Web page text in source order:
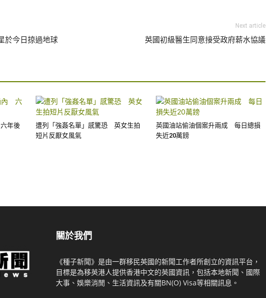
於今日掠過地球
Next article
英國初級醫生同意接受政府薪水協議
年後
遭列「強姦名單」感驚恐 英女生拍
短片反厭女風氣
英國油站偷油個案升兩成 每日總損
失近20萬鎊
關於我們
《種子新聞》是由一群移民英國的新聞工作者所創立的資訊平台，
目標是為移英港人提供香港中文的英國資訊，包括本地新聞、國際
大事、娛樂消閒、生活資訊及有關BN(O) Visa等相關訊息。